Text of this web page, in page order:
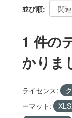
並び順
1 件の
かりま
ライセンス:
ーマット: